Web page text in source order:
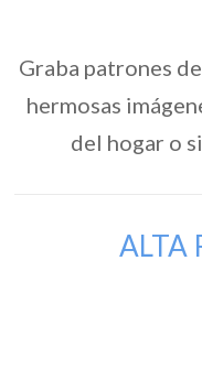
Graba patrones
hermosas
del hogar o
ALTA